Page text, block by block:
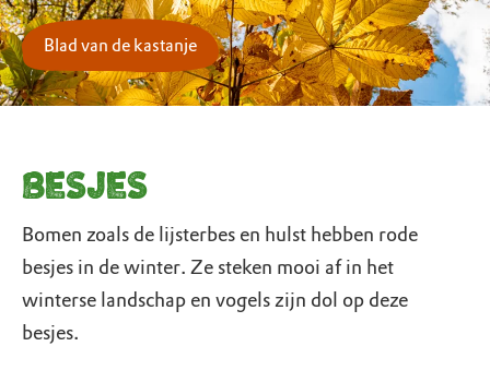
Blad van de kastanje
Besjes
Bomen zoals de lijsterbes en hulst hebben rode
besjes in de winter. Ze steken mooi af in het
winterse landschap en vogels zijn dol op deze
besjes.